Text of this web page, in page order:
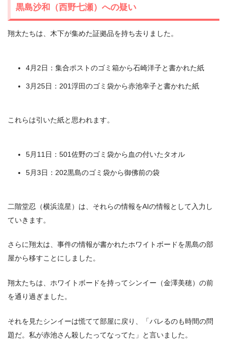
黒島沙和（西野七瀬）への疑い
翔太たちは、木下が集めた証拠品を持ち去りました。
4月2日：集合ポストのゴミ箱から石崎洋子と書かれた紙
3月25日：201浮田のゴミ袋から赤池幸子と書かれた紙
これらは引いた紙と思われます。
5月11日：501佐野のゴミ袋から血の付いたタオル
5月3日：202黒島のゴミ袋から御佛前の袋
二階堂忍（横浜流星）は、それらの情報をAIの情報として入力し
ていきます。
さらに翔太は、事件の情報が書かれたホワイトボードを黒島の部
屋から移すことにしました。
翔太たちは、ホワイトボードを持ってシンイー（金澤美穂）の前
を通り過ぎました。
それを見たシンイーは慌てて部屋に戻り、「バレるのも時間の問
題だ。私が赤池さん殺したってなってた」と言いました。